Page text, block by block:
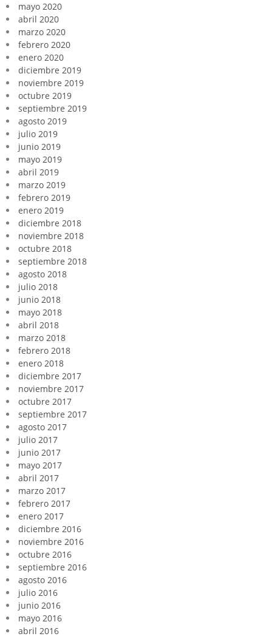
mayo 2020
abril 2020
marzo 2020
febrero 2020
enero 2020
diciembre 2019
noviembre 2019
octubre 2019
septiembre 2019
agosto 2019
julio 2019
junio 2019
mayo 2019
abril 2019
marzo 2019
febrero 2019
enero 2019
diciembre 2018
noviembre 2018
octubre 2018
septiembre 2018
agosto 2018
julio 2018
junio 2018
mayo 2018
abril 2018
marzo 2018
febrero 2018
enero 2018
diciembre 2017
noviembre 2017
octubre 2017
septiembre 2017
agosto 2017
julio 2017
junio 2017
mayo 2017
abril 2017
marzo 2017
febrero 2017
enero 2017
diciembre 2016
noviembre 2016
octubre 2016
septiembre 2016
agosto 2016
julio 2016
junio 2016
mayo 2016
abril 2016